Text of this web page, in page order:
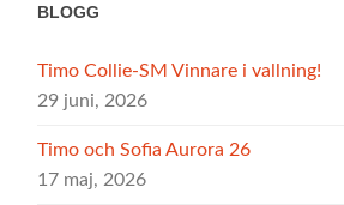
BLOGG
Timo Collie-SM Vinnare i vallning!
29 juni, 2026
Timo och Sofia Aurora 26
17 maj, 2026